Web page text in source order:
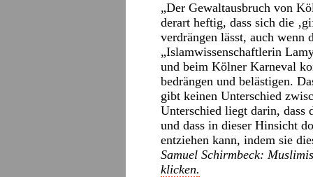
„Der Gewaltausbruch von
derart heftig, dass sich die
verdrängen lässt, auch
„Islamwissenschaftlerin
und beim Kölner Karneval
bedrängen und belästigen.
gibt keinen Unterschied
Unterschied liegt darin,
und dass in dieser Hinsicht
entziehen kann, indem sie
Samuel Schirmbeck:
klicken.